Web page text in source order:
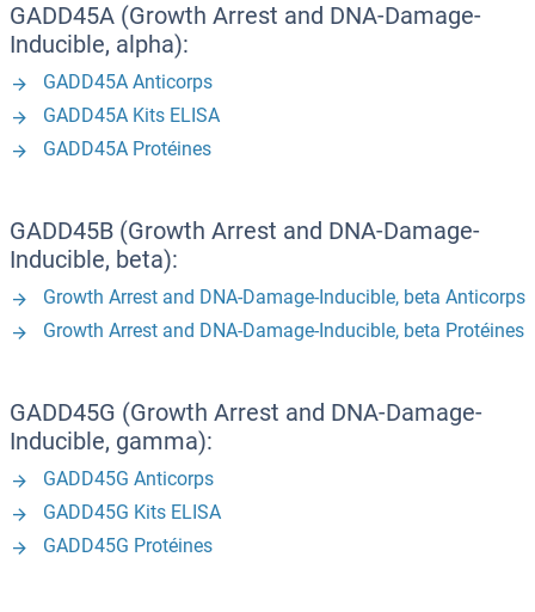
GADD45A (Growth Arrest and DNA-Damage-
Inducible, alpha):
GADD45A Anticorps
GADD45A Kits ELISA
GADD45A Protéines
GADD45B (Growth Arrest and DNA-Damage-
Inducible, beta):
Growth Arrest and DNA-Damage-Inducible, beta Anticorps
Growth Arrest and DNA-Damage-Inducible, beta Protéines
GADD45G (Growth Arrest and DNA-Damage-
Inducible, gamma):
GADD45G Anticorps
GADD45G Kits ELISA
GADD45G Protéines